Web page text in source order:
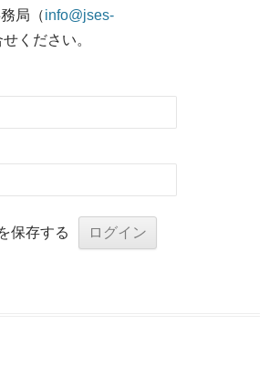
局（info@jses-
ください。
保存する